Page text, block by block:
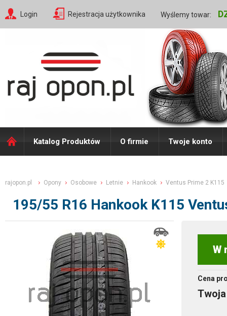
Login Rejestracja użytkownika Wyślemy towar:
Katalog Produktów O firmie Twoje konto
rajopon.pl Opony Osobowe Letnie Hankook Ventus Prime 2 K115
195/55 R16 Hankook K115
W
Cena